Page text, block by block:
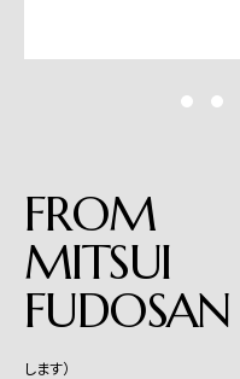
FROM
MITSUI
FUDOSAN
します）